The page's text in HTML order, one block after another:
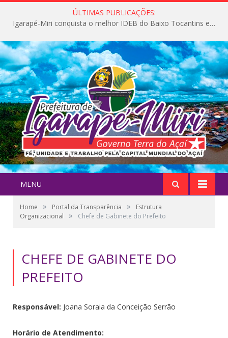
ÚLTIMAS PUBLICAÇÕES:
Igarapé-Miri conquista o melhor IDEB do Baixo Tocantins e avança na qualidade da educação pública
MENU
Home » Portal da Transparência »
Estrutura
Organizacional
» Chefe de Gabinete do Prefeito
CHEFE DE GABINETE DO
PREFEITO
Responsável: Joana Soraia da Conceição Serrão
Horário de Atendimento: